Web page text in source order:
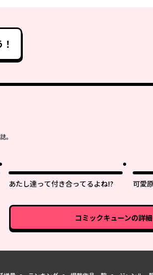
。
あたし達って付き合ってるよね!? 可愛
コミックキューンの詳